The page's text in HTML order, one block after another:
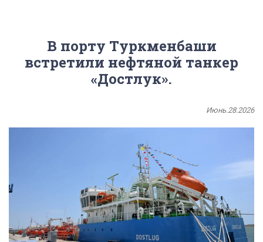
В порту Туркменбаши
встретили нефтяной танкер
«Достлук».
Июнь.28.2026